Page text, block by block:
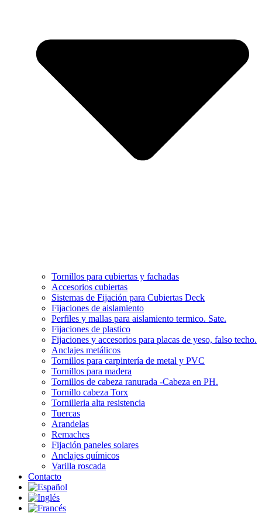
Tornillos para cubiertas y fachadas
Accesorios cubiertas
Sistemas de Fijación para Cubiertas Deck
Fijaciones de aislamiento
Perfiles y mallas para aislamiento termico. Sate.
Fijaciones de plastico
Fijaciones y accesorios para placas de yeso, falso techo.
Anclajes metálicos
Tornillos para carpintería de metal y PVC
Tornillos para madera
Tornillos de cabeza ranurada -Cabeza en PH.
Tornillo cabeza Torx
Tornilleria alta resistencia
Tuercas
Arandelas
Remaches
Fijación paneles solares
Anclajes químicos
Varilla roscada
Contacto